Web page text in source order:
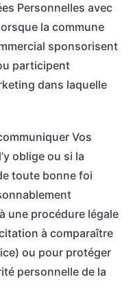
Personnelles avec
la commune
sponsorisent
participent
dans laquelle
Vos
oblige ou si la
toute bonne foi
une procédure légale
à comparaître
ou pour protéger
personnelle de la